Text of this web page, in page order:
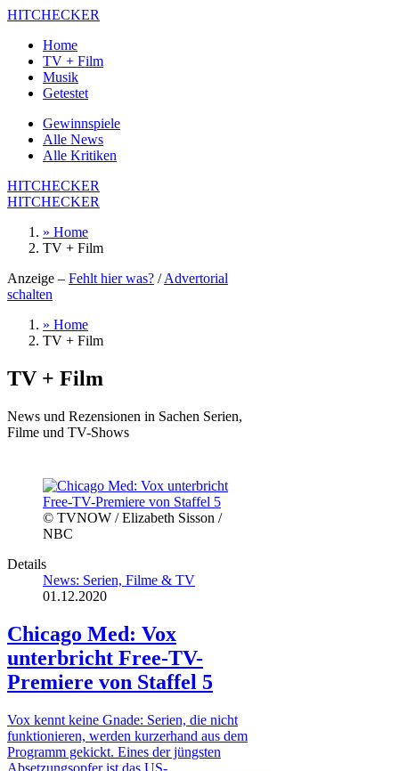
HITCHECKER
Home
TV + Film
Musik
Getestet
Gewinnspiele
Alle News
Alle Kritiken
HITCHECKER
HITCHECKER
» Home
TV + Film
Anzeige – Fehlt hier was? /Advertorial
schalten
» Home
TV + Film
TV + Film
News und Rezensionen in Sachen Serien,
Filme und TV-Shows
© TVNOW / Elizabeth Sisson /
NBC
Details
News: Serien, Filme & TV
01.12.2020
Chicago Med: Vox
unterbricht Free-TV-
Premiere von Staffel 5
Vox kennt keine Gnade: Serien, die nicht
funktionieren, werden kurzerhand aus dem
Programm gekickt. Eines der jüngsten
Absetzungsopfer ist das US-